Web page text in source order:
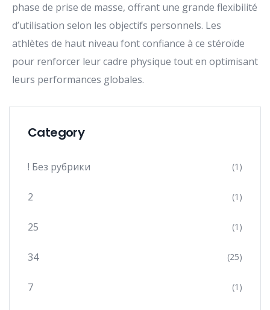
phase de prise de masse, offrant une grande flexibilité
d’utilisation selon les objectifs personnels. Les
athlètes de haut niveau font confiance à ce stéroïde
pour renforcer leur cadre physique tout en optimisant
leurs performances globales.
Category
! Без рубрики (1)
2 (1)
25 (1)
34 (25)
7 (1)